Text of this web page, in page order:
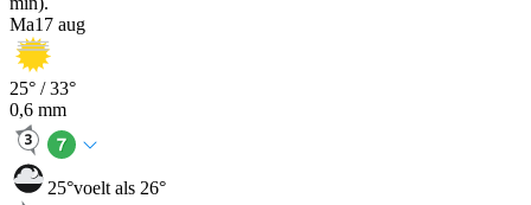
Ma17 aug
25° /33°
0,6 mm
25°voelt als 26°